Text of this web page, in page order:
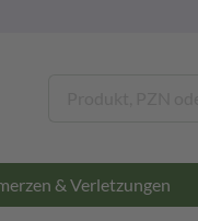
& Verletzungen